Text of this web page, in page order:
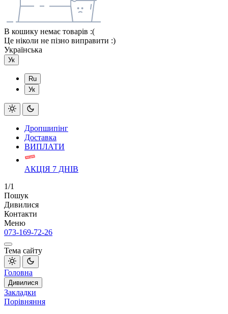
В кошику немає товарів :(
Це ніколи не пізно виправити :)
Українська
Ук
Ru
Ук
Дропшипінг
Доставка
ВИПЛАТИ
АКЦІЯ 7 ДНІВ
1/1
Пошук
Дивилися
Контакти
Меню
073-169-72-26
Тема сайту
Головна
Дивилися
Закладки
Порівняння